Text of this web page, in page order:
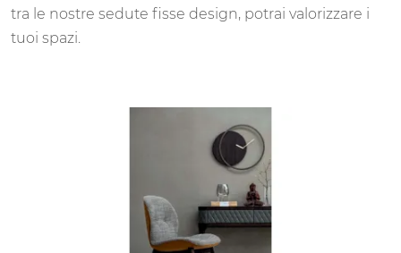
tra le nostre sedute fisse design, potrai valorizzare i
tuoi spazi.